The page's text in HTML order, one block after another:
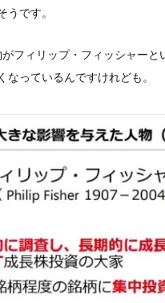
うです。
フィリップ・フィッシャーと
なっているんですけれども。